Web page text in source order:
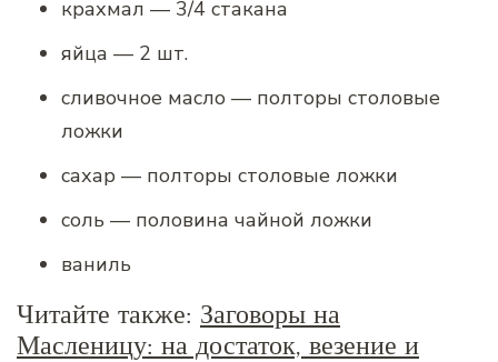
крахмал — 3/4 стакана
яйца — 2 шт.
сливочное масло — полторы столовые
ложки
сахар — полторы столовые ложки
соль — половина чайной ложки
ваниль
Читайте также: Заговоры на
Масленицу: на достаток, везение и